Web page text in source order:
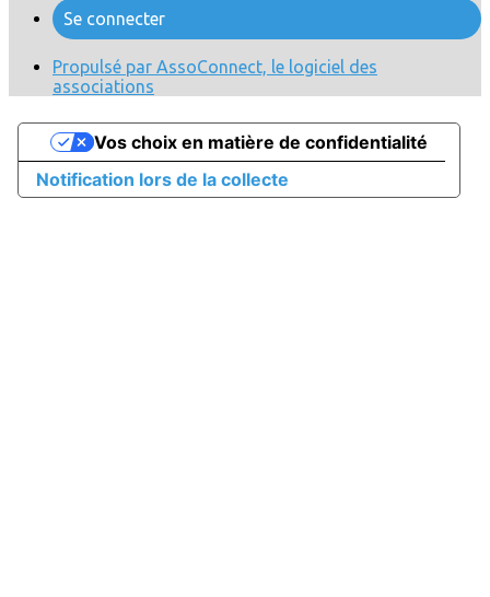
Se connecter
Propulsé par AssoConnect, le logiciel des
associations
Notification lors de la collecte
Vos choix en matière de confidentialité